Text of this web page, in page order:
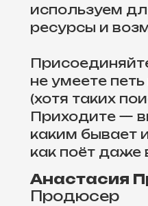
используем
ресурсы и
не умеете
(хотя таких
Приходите —
каким бывает
как поёт
Анастасия
Продюсер